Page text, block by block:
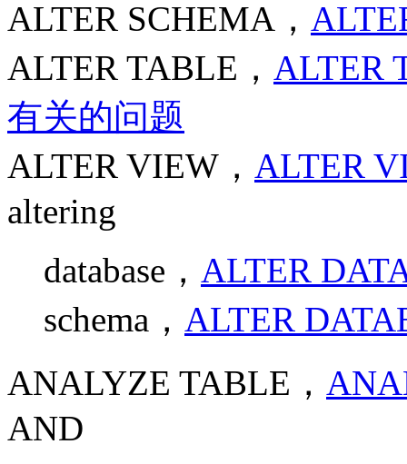
ALTER SCHEMA，
ALTER TABLE， ALTER
有关的问题
ALTER VIEW， ALTER
altering
database， ALTER
schema， ALTER
ANALYZE TABLE，
AND